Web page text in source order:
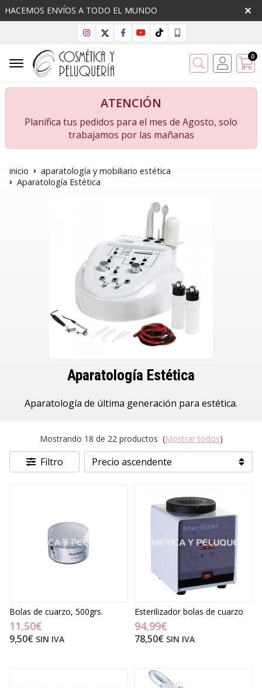
HACEMOS ENVÍOS A TODO EL MUNDO
Buscar 0
ATENCIÓN
Planifica tus pedidos para el mes de Agosto, solo
trabajamos por las mañanas
inicio
aparatología y mobiliario estética
Aparatología Estética
Aparatología Estética
Aparatología de última generación para estética.
Mostrando 18 de 22 productos (Mostrar todos)
Filtro
Bolas de cuarzo, 500grs.
11,50€
9,50€ SIN IVA
Esterilizador bolas de cuarzo
94,99€
78,50€ SIN IVA